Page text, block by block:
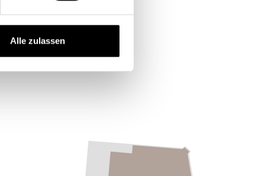
Alle zulassen